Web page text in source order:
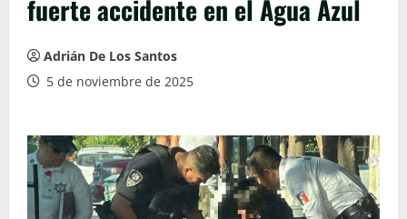
fuerte accidente en el Agua Azul
Adrián De Los Santos
5 de noviembre de 2025